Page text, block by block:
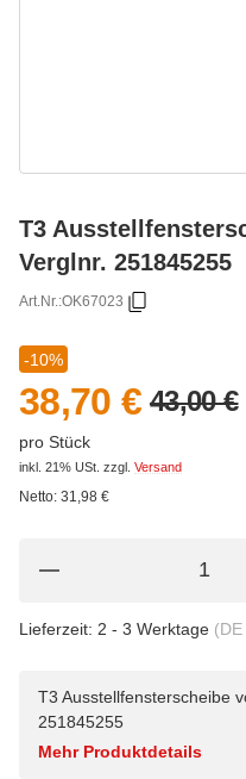
T3
Verglnr. 251845255
Art.Nr.:OK67023
-10%
38,70 € 43,00 €
pro Stück
inkl. 21% USt. zzgl. Versand
Netto: 31,98 €
Lieferzeit: 2 - 3 Werktage
T3 Ausstellfensterscheibe
251845255
Mehr Produktdetails